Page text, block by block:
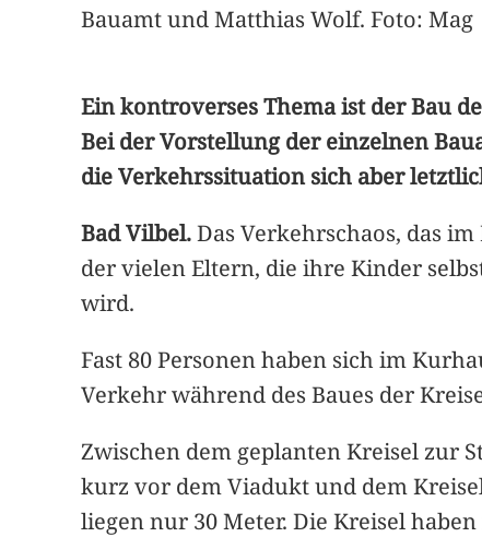
Bauamt und Matthias Wolf. Foto: Mag
Ein kontroverses Thema ist der Bau
Bei der Vorstellung der einzelnen
die Verkehrssituation sich aber
Bad Vilbel.Das Verkehrschaos, das
der vielen Eltern, die ihre Kinder
wird.
Fast 80 Personen haben sich im
Verkehr während des Baues der
Zwischen dem geplanten Kreisel zur
kurz vor dem Viadukt und dem
liegen nur 30 Meter. Die Kreisel